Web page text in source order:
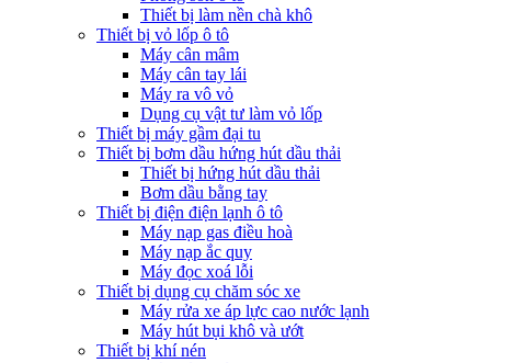
Thiết bị làm nền chà khô
Thiết bị vỏ lốp ô tô
Máy cân mâm
Máy cân tay lái
Máy ra vô vỏ
Dụng cụ vật tư làm vỏ lốp
Thiết bị máy gầm đại tu
Thiết bị bơm dầu hứng hút dầu thải
Thiết bị hứng hút dầu thải
Bơm dầu bằng tay
Thiết bị điện điện lạnh ô tô
Máy nạp gas điều hoà
Máy nạp ắc quy
Máy đọc xoá lỗi
Thiết bị dụng cụ chăm sóc xe
Máy rửa xe áp lực cao nước lạnh
Máy hút bụi khô và ướt
Thiết bị khí nén